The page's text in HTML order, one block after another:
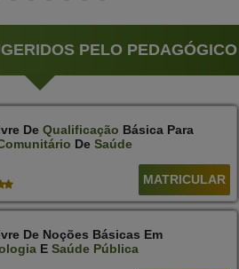
PELO PEDAGÓGICO
De Qualificação Básica Para
De Saúde
MATRICULAR
De Noções Básicas Em
E Saúde Pública